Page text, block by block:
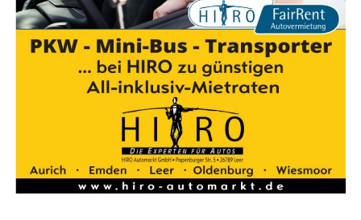
Wir sind Bikelea­sing-Part­ner­händ­ler:
Dein Weg zum Traum-Dienstrad
Güns­tig lea­sen. Bes­ser ankom­men.Mit dem Bikelea­
sing-Ser­vice erhältst Du nicht nur ein umwelt­freund­li­